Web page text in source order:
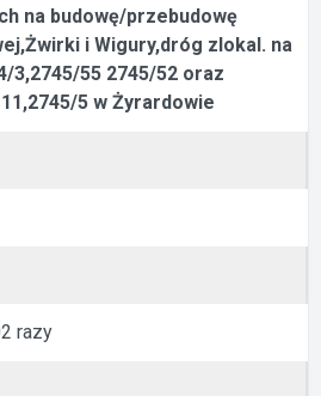
na budowę/przebudowę
i Wigury,dróg zlokal. na
3,2745/55 2745/52 oraz
5 w Żyrardowie
razy